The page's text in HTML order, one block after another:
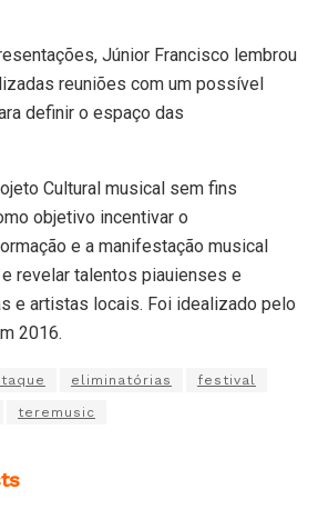
Júnior Francisco lembrou
reuniões com um possível
definir o espaço das
Cultural musical sem fins
objetivo incentivar o
e a manifestação musical
revelar talentos piauienses e
e artistas locais. Foi idealizado pelo
2016.
eliminatórias festival
teremusic